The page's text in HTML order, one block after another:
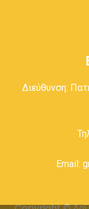
Διεύθυνση:
Email: